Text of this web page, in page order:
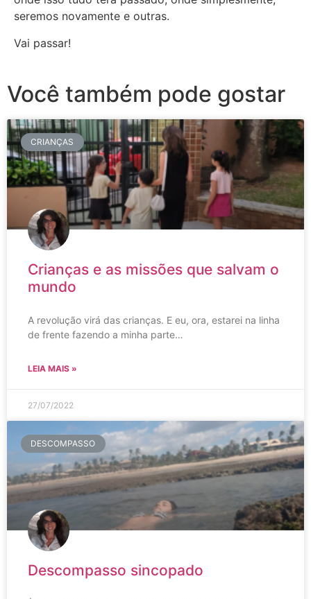
seremos novamente e outras.
Vai passar!
Você também pode gostar
CRIANÇAS
Crianças e as missões que salvam o
mundo
A revolução virá das crianças. E eu, ora, estarei na linha
de frente fazendo a minha parte…
LEIA MAIS »
27/07/2022
DESCOMPASSO
Descompasso sincopado